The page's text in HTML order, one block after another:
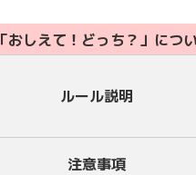
「おしえて！どっち？」につ
ルール説明
注意事項